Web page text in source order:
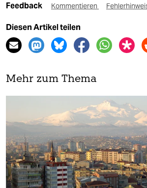
Feedback Kommentieren
Diesen Artikel teilen
Mehr zum Thema